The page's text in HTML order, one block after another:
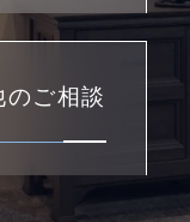
ご相談